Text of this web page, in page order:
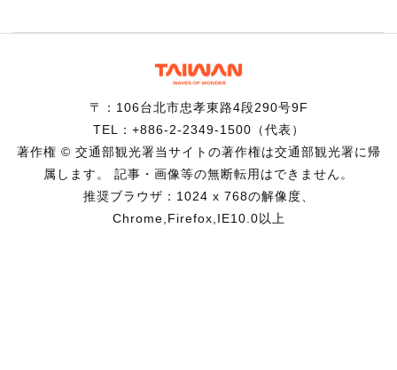
〒：106台北市忠孝東路4段290号9F
TEL：+886-2-2349-1500（代表）
著作権 © 交通部観光署当サイトの著作権は交通部観光署に帰
属します。 記事・画像等の無断転用はできません。
推奨ブラウザ：1024 x 768の解像度、
Chrome,Firefox,IE10.0以上